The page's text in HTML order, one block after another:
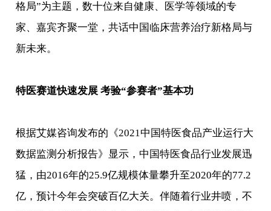
格局”为主题，数十位来自健康、医学等领域的专
家、嘉宾齐聚一堂，共话中国临床营养治疗新格局与
新未来。
特医赛道快速发展 考验“参赛者”基本功
根据艾媒咨询发布的《2021中国特医食品产业运行大
数据监测分析报告》显示，中国特医食品行业发展迅
猛，由2016年的25.9亿规模体量攀升至2020年的77.2
亿，预计今年会突破百亿大关。伴随着行业井喷，不